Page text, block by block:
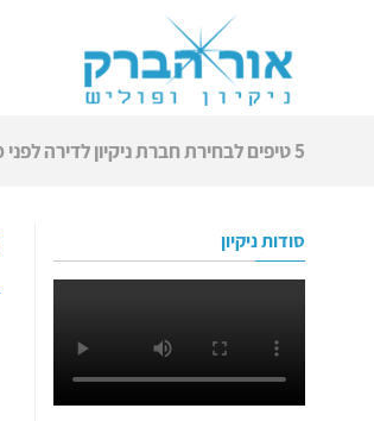
5 טיפים לבחירת חברת ניקיון לדירה לפני מעבר
סודות ניקיון